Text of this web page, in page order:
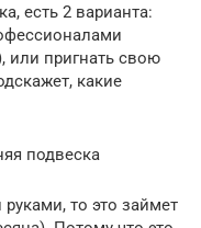
есть 2 варианта:
или пригнать свою
какие
подвеска
то это займет